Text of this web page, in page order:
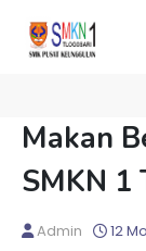
Makan
SMKN 1
Admin 12